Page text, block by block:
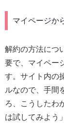
マイページか
解約の方法につ
要で、マイペー
す。サイト内の
ルなので、手間
ろ、こうしたわ
は試してみよう